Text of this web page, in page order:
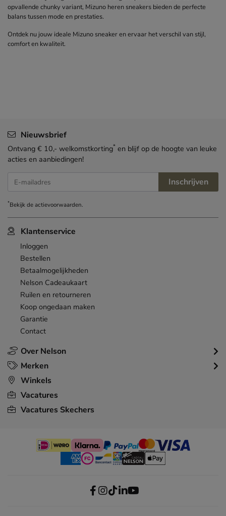
opvallende chunky variant, Mizuno heren sneakers bieden de perfecte
balans tussen mode en prestaties.
Ontdek nu jouw ideale Mizuno sneaker en ervaar het verschil van stijl,
comfort en kwaliteit.
Over Nelson
Klantenservice
Inloggen
Bestellen
Betaalmogelijkheden
Nelson Cadeaukaart
Ruilen en retourneren
Koop ongedaan maken
Garantie
Contact
Merken
Winkels
Vacatures
Vacatures Skechers
Nieuwsbrief
Ontvang € 10,- welkomstkorting* en blijf op de hoogte van leuke
acties en aanbiedingen!
E-mailadres Inschrijven
*Bekijk deactievoorwaarden.